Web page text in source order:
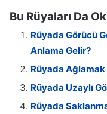
Bu Rüyaları Da
Rüyada Görücü
Anlama Gelir?
Rüyada
Rüyada Uzaylı
Rüyada